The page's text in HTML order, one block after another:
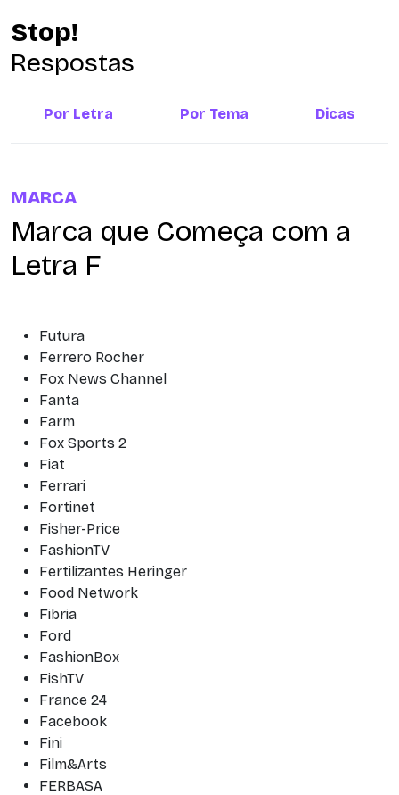
Stop!
Respostas
Por Letra Por Tema Dicas
MARCA
Marca que Começa com a
Letra F
Futura
Ferrero Rocher
Fox News Channel
Fanta
Farm
Fox Sports 2
Fiat
Ferrari
Fortinet
Fisher-Price
FashionTV
Fertilizantes Heringer
Food Network
Fibria
Ford
FashionBox
FishTV
France 24
Facebook
Fini
Film&Arts
FERBASA